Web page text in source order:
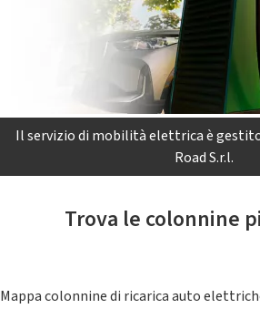
Il servizio di mobilità elettrica è
Road S.r.l.
Trova le colonnine
Mappa colonnine di ricarica auto